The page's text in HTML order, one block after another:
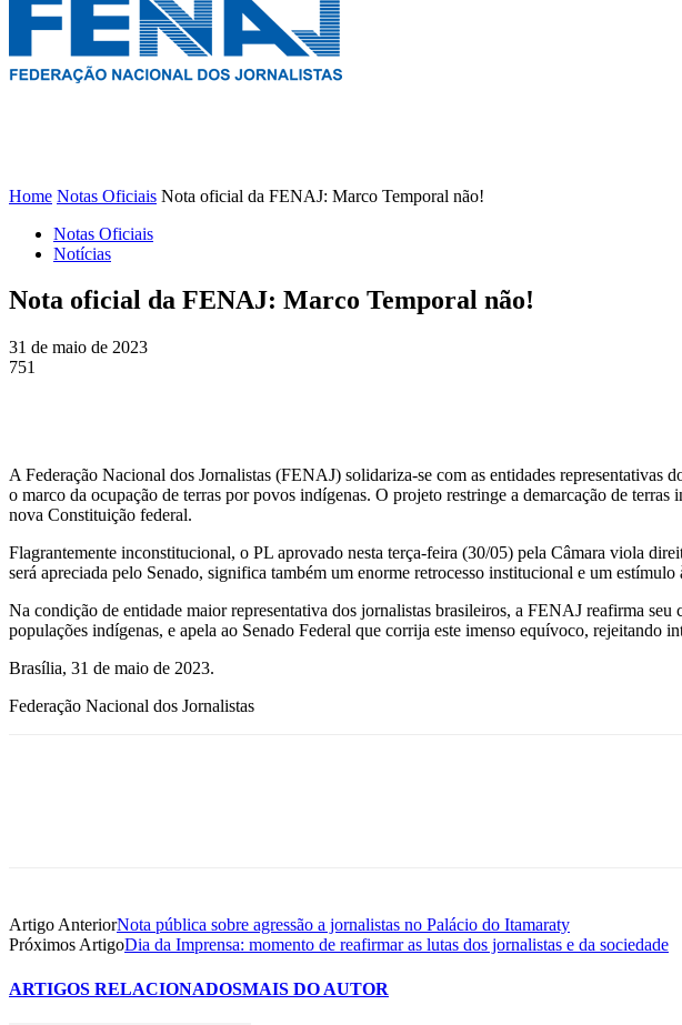
Home Notas Oficiais Nota oficial da FENAJ: Marco Temporal não!
Notas Oficiais
Notícias
Nota oficial da FENAJ: Marco Temporal não!
31 de maio de 2023
751
A Federação Nacional dos Jornalistas (FENAJ) solidariza-se com as entidades
o marco da ocupação de terras por povos indígenas. O projeto restringe a demarcação de
nova Constituição federal.
Flagrantemente inconstitucional, o PL aprovado nesta terça-feira (30/05) pela Câmara viola
será apreciada pelo Senado, significa também um enorme retrocesso institucional e um estímulo
Na condição de entidade maior representativa dos jornalistas brasileiros, a FENAJ reafirma
populações indígenas, e apela ao Senado Federal que corrija este imenso equívoco, rejeitando
Brasília, 31 de maio de 2023.
Federação Nacional dos Jornalistas
Artigo AnteriorNota pública sobre agressão a jornalistas no Palácio do Itamaraty
Próximos ArtigoDia da Imprensa: momento de reafirmar as lutas dos jornalistas e da sociedade
ARTIGOS RELACIONADOSMAIS DO AUTOR